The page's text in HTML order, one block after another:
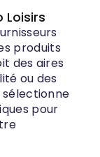
Loisirs
produits
des aires
ou des
sélectionne
pour